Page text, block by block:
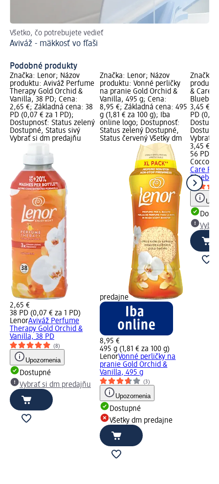
Všetko, čo potrebujete vedieť
Aviváž - mäkkosť vo fľaši
Podobné produkty
Značka: Lenor; Názov
produktu: Aviváž Perfume
Therapy Gold Orchid &
Vanilla, 38 PD; Cena:
2,65 €; Základná cena: 38
PD (0,07 € za 1 PD);
Dostupnosť: Status zelený
Dostupné, Status sivý
Vybrať si dm predajňu
2,65 €
38 PD (0,07 € za 1 PD)
LenorAviváž Perfume
Therapy Gold Orchid &
Vanilla, 38 PD
(8)
Upozornenia
Dostupné
Vybrať si dm predajňu
Značka: Lenor; Názov
produktu: Vonné perličky
na pranie Gold Orchid &
Vanilla, 495 g; Cena:
8,95 €; Základná cena: 495
g (1,81 € za 100 g); Iba
online logo; Dostupnosť:
Status zelený Dostupné,
Status červený Všetky dm
predajne
8,95 €
495 g (1,81 € za 100 g)
LenorVonné perličky na
pranie Gold Orchid &
Vanilla, 495 g
(3)
Upozornenia
Dostupné
Všetky dm predajne
Značka:
& Care
3,45 €;
PD
Vybrať
3,45 €
56 PD
Care